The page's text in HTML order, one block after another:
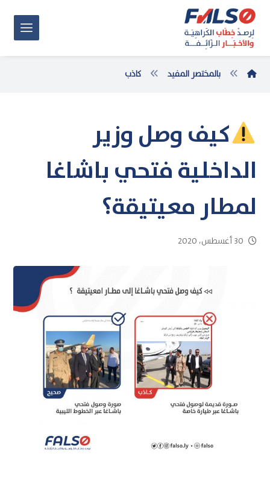
بالمختصر المفيد كاذب
كيف وصل وزير
الداخلية فتحي باشاغا
لمطار معيتيقة؟
30 أغسطس، 2020